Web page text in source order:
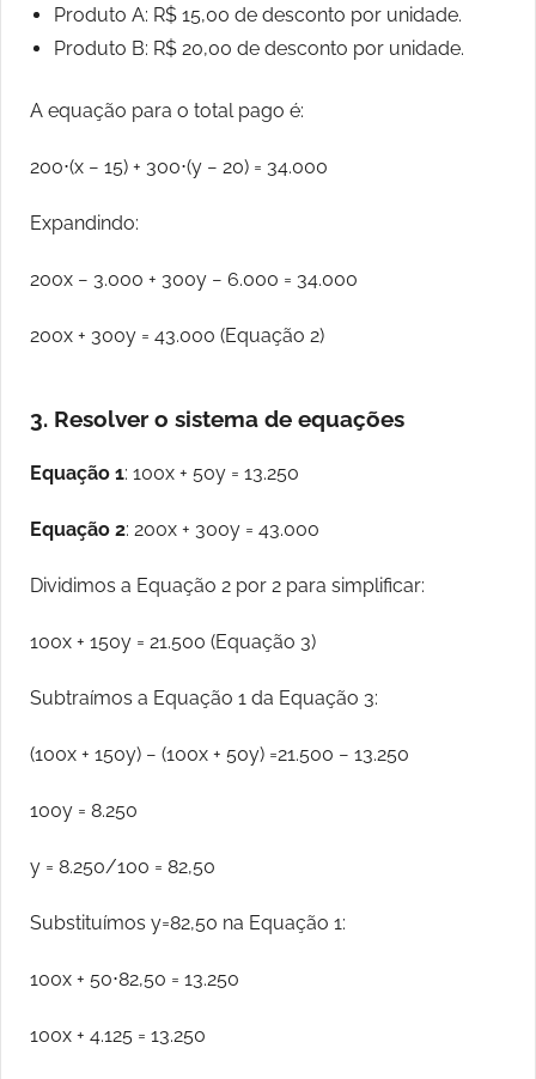
Produto A: R$ 15,00 de desconto por unidade.
Produto B: R$ 20,00 de desconto por unidade.
A equação para o total pago é:
200⋅(x − 15) + 300⋅(y − 20) = 34.000
Expandindo:
200x − 3.000 + 300y − 6.000 = 34.000
200x + 300y = 43.000 (Equação 2)
3. Resolver o sistema de equações
Equação 1: 100x + 50y = 13.250
Equação 2: 200x + 300y = 43.000
Dividimos a Equação 2 por 2 para simplificar:
100x + 150y = 21.500 (Equação 3)
Subtraímos a Equação 1 da Equação 3:
(100x + 150y) − (100x + 50y) =21.500 − 13.250
100y = 8.250
y = 8.250/100 = 82,50
Substituímos y=82,50 na Equação 1:
100x + 50⋅82,50 = 13.250
100x + 4.125 = 13.250